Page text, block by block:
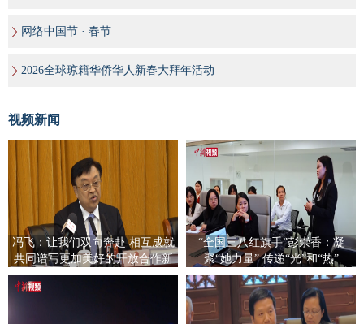
网络中国节 · 春节
2026全球琼籍华侨华人新春大拜年活动
视频新闻
冯飞：让我们双向奔赴 相互成就
共同谱写更加美好的开放合作新
篇章
“全国三八红旗手”彭崇香：凝
聚“她力量” 传递“光”和“热”